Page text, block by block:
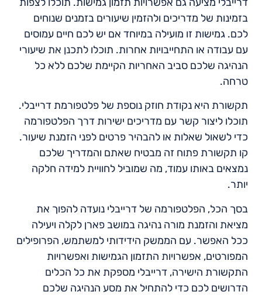
בזמינות של מדריכים ולהזמין שיעורים בזמנים שנוחים
לכם. גמישות זו מועילה במיוחד אם יש לכם חיים עמוסים
עם עבודה או התחייבויות אחרות. תוכלו לתכנן את שיעורי
הנהיגה שלכם סביב האחריות הקיימת שלכם ללא כל
טרחה.
תקשורת היא נקודת חוזק נוספת של פלטפורמת דרייבלי.
תוכלו ליצור קשר עם מדריכים ישירות דרך הפלטפורמה
כדי לשאול שאלות או להבהיר פרטים לפני הזמנת שיעור.
קו תקשורת פתוח זה מבטיח שאתם והמדריך שלכם
נמצאים באותו עמוד, מה שמוביל לחוויית למידה חלקה
יותר.
בסך הכל, הפלטפורמה של דרייבלי נועדה להפוך את
מציאת והזמנת מורה נהיגה במושב פארן לקלה ויעילה
ככל האפשר. עם הממשק הידידותי למשתמש, הפרופילים
המפורטים, אפשרויות התזמון הגמישות ואפשרויות
התקשורת הישירה, דרייבלי מספקת את כל הכלים
הדרושים לכם כדי להתחיל את מסע הנהיגה שלכם